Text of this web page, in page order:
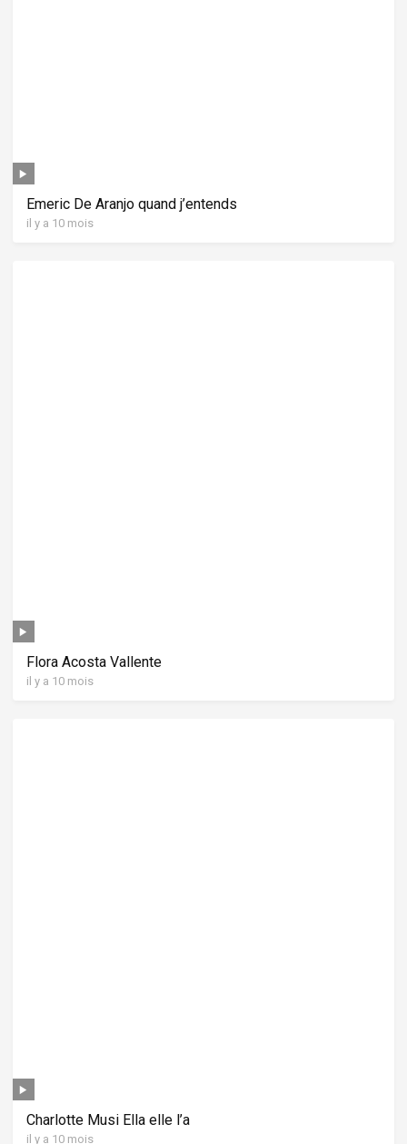
Emeric De Aranjo quand j’entends
il y a 10 mois
Flora Acosta Vallente
il y a 10 mois
Charlotte Musi Ella elle l’a
il y a 10 mois